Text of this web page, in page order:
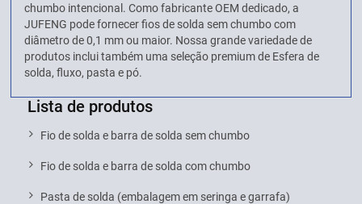
chumbo intencional. Como fabricante OEM dedicado, a
JUFENG pode fornecer fios de solda sem chumbo com
diâmetro de 0,1 mm ou maior. Nossa grande variedade de
produtos inclui também uma seleção premium de Esfera de
solda, fluxo, pasta e pó.
Lista de produtos
Fio de solda e barra de solda sem chumbo
Fio de solda e barra de solda com chumbo
Pasta de solda (embalagem em seringa e garrafa)